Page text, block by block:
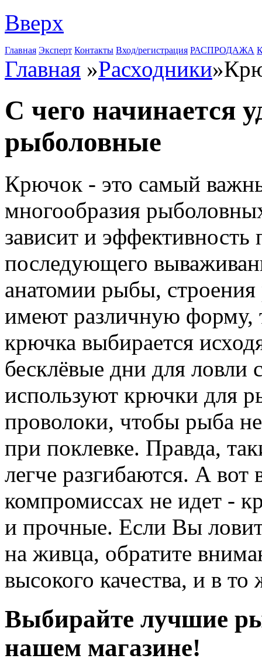
Вверх
Главная Эксперт Контакты Вход/регистрация РАСПРОДАЖА
Главная »Расходники»
С чего начинается
рыболовные
Крючок - это самый
многообразия
зависит и эффективность
последующего
анатомии рыбы,
имеют различную форму,
крючка выбирается
бесклёвые дни для
используют крючки для
проволоки, чтобы рыба
при поклевке. Правда,
легче разгибаются. А вот
компромиссах не идет -
и прочные. Если Вы
на живца, обратите
высокого качества, и в
Выбирайте лучшие
нашем магазине!